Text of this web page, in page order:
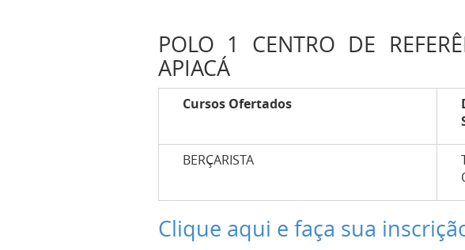
POLO 1 CENTRO DE
APIACÁ
Cursos Ofertados
BERÇARISTA
Clique aqui e faça sua